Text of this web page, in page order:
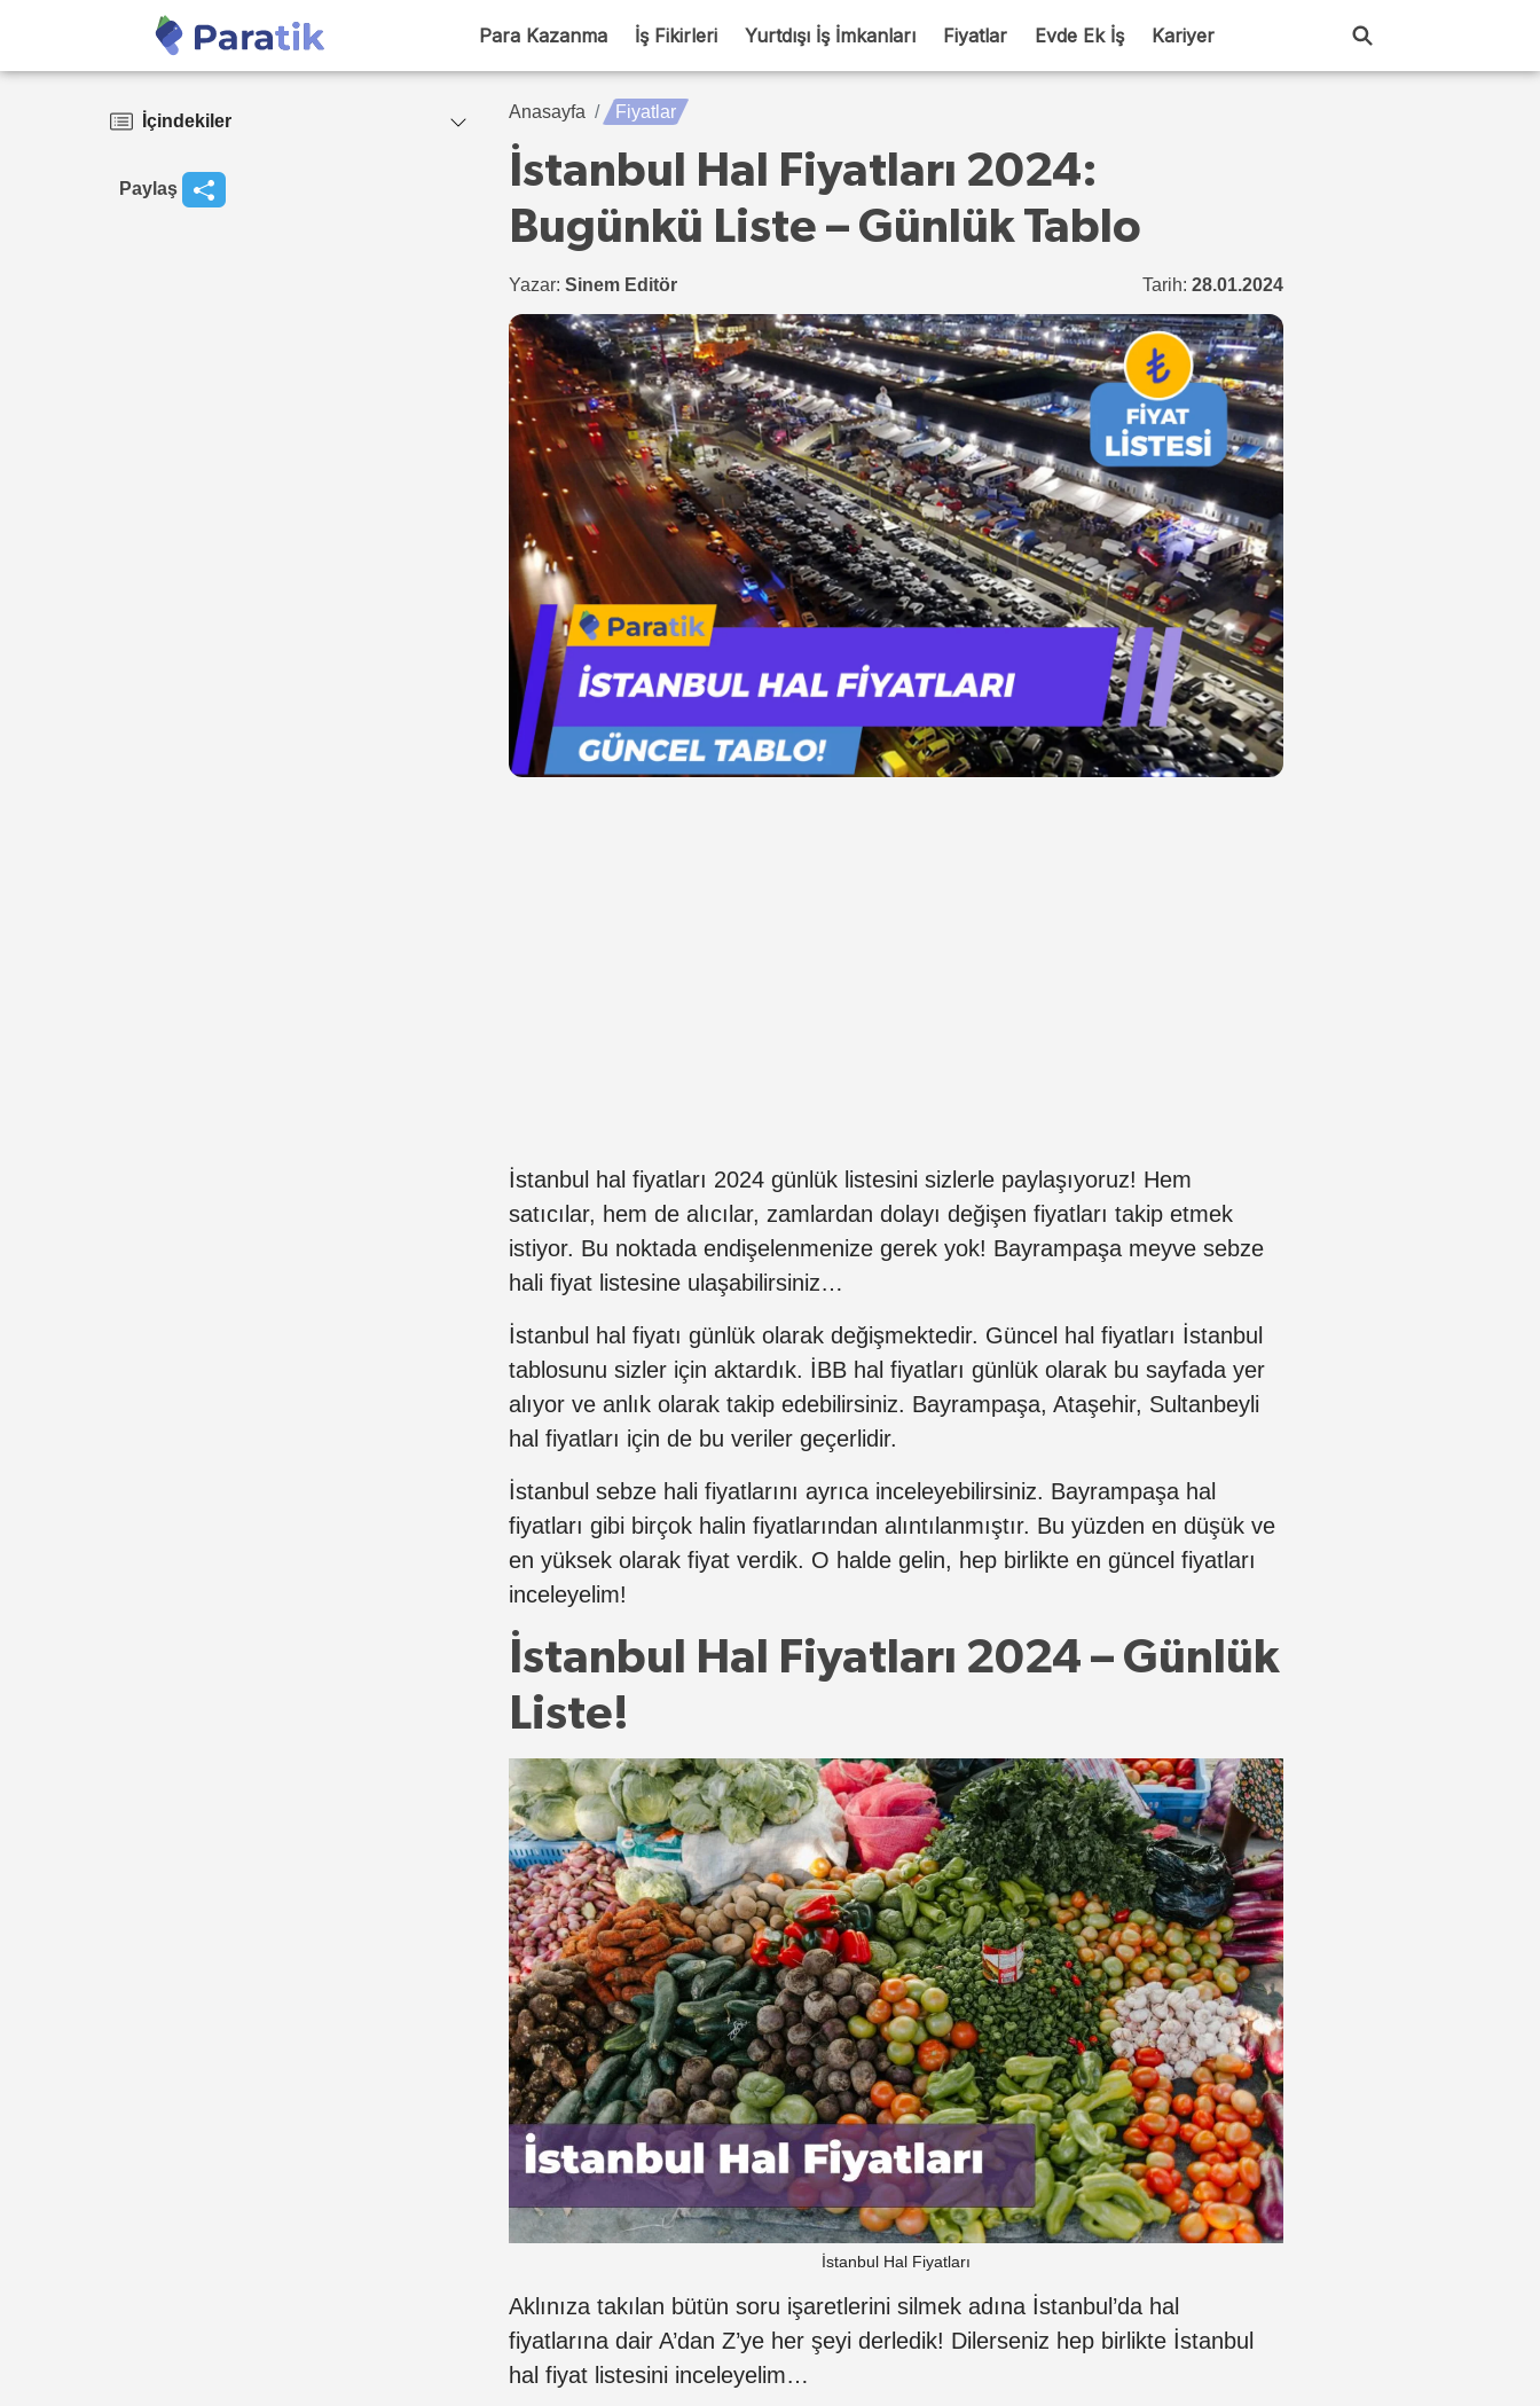
Para Kazanma İş Fikirleri Yurtdışı İş İmkanları Fiyatlar Evde Ek İş Kariyer
İçindekiler
Paylaş
Anasayfa Fiyatlar
İstanbul Hal Fiyatları 2024:
Bugünkü Liste – Günlük Tablo
Yazar: Sinem Editör Tarih: 28.01.2024
İstanbul hal fiyatları 2024 günlük listesini sizlerle paylaşıyoruz! Hem
satıcılar, hem de alıcılar, zamlardan dolayı değişen fiyatları takip etmek
istiyor. Bu noktada endişelenmenize gerek yok! Bayrampaşa meyve sebze
hali fiyat listesine ulaşabilirsiniz…
İstanbul hal fiyatı günlük olarak değişmektedir. Güncel hal fiyatları İstanbul
tablosunu sizler için aktardık. İBB hal fiyatları günlük olarak bu sayfada yer
alıyor ve anlık olarak takip edebilirsiniz. Bayrampaşa, Ataşehir, Sultanbeyli
hal fiyatları için de bu veriler geçerlidir.
İstanbul sebze hali fiyatlarını ayrıca inceleyebilirsiniz. Bayrampaşa hal
fiyatları gibi birçok halin fiyatlarından alıntılanmıştır. Bu yüzden en düşük ve
en yüksek olarak fiyat verdik. O halde gelin, hep birlikte en güncel fiyatları
inceleyelim!
İstanbul Hal Fiyatları 2024 – Günlük
Liste!
İstanbul Hal Fiyatları
Aklınıza takılan bütün soru işaretlerini silmek adına İstanbul’da hal
fiyatlarına dair A’dan Z’ye her şeyi derledik! Dilerseniz hep birlikte İstanbul
hal fiyat listesini inceleyelim…